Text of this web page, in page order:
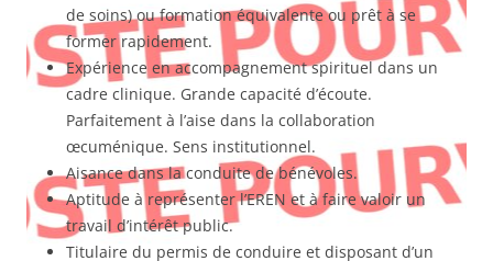
de soins) ou formation équivalente ou prêt à se
former rapidement.
Expérience en accompagnement spirituel dans un
cadre clinique. Grande capacité d’écoute.
Parfaitement à l’aise dans la collaboration
œcuménique. Sens institutionnel.
Aisance dans la conduite de bénévoles.
Aptitude à représenter l’EREN et à faire valoir un
travail d’intérêt public.
Titulaire du permis de conduire et disposant d’un